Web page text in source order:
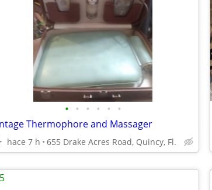
• • • • • •
Thermophore and Massager
hace 7 h 655 Drake Acres Road, Quincy, Fl.